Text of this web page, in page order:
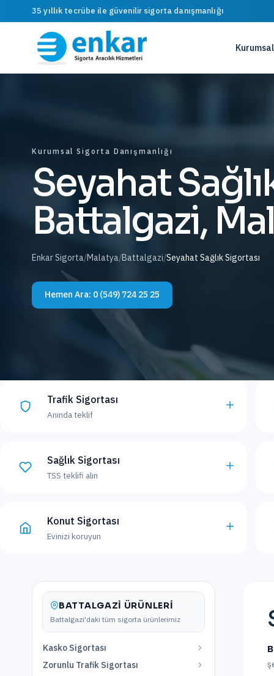
35 yıllık tecrübe ile güvenilir sigorta danışmanlığı
Kurumsal
Kurumsal Sigorta Danışmanlığı
Seyahat
Battalgazi,
Enkar Sigorta/Malatya/Battalgazi/Seyahat Sağlık Sigortası
Hemen Ara: 0 (549) 724 25 25
Trafik Sigortası
Anında teklif
Sağlık Sigortası
TSS teklifi alın
Konut Sigortası
Evinizi koruyun
BATTALGAZI ÜRÜNLERI
Battalgazi'daki tüm sigorta ürünlerimiz
Kasko Sigortası
Zorunlu Trafik Sigortası